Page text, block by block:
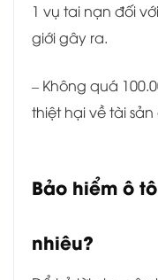
1 vụ tai nạn đối
giới gây ra.
– Không quá
thiệt hại về tài
Bảo hiểm ô
nhiêu?